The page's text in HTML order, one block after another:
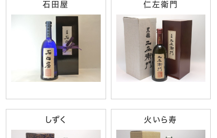
石田屋 仁左衛門
しずく 火いら寿